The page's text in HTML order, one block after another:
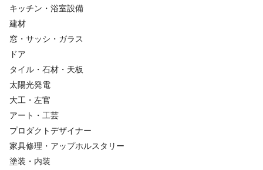
キッチン・浴室設備
建材
窓・サッシ・ガラス
ドア
タイル・石材・天板
太陽光発電
大工・左官
アート・工芸
プロダクトデザイナー
家具修理・アップホルスタリー
塗装・内装